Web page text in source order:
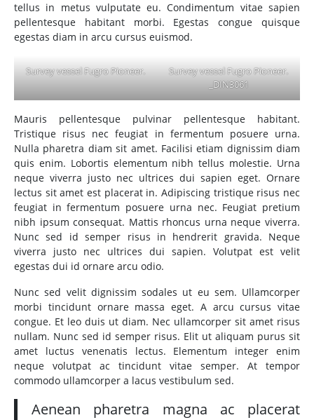
tellus in metus vulputate eu. Condimentum vitae sapien
pellentesque habitant morbi. Egestas congue quisque
egestas diam in arcu cursus euismod.
Survey vessel Fugro Pioneer.
Survey vessel Fugro Pioneer.
_DIN3061
Mauris pellentesque pulvinar pellentesque habitant.
Tristique risus nec feugiat in fermentum posuere urna.
Nulla pharetra diam sit amet. Facilisi etiam dignissim diam
quis enim. Lobortis elementum nibh tellus molestie. Urna
neque viverra justo nec ultrices dui sapien eget. Ornare
lectus sit amet est placerat in. Adipiscing tristique risus nec
feugiat in fermentum posuere urna nec. Feugiat pretium
nibh ipsum consequat. Mattis rhoncus urna neque viverra.
Nunc sed id semper risus in hendrerit gravida. Neque
viverra justo nec ultrices dui sapien. Volutpat est velit
egestas dui id ornare arcu odio.
Nunc sed velit dignissim sodales ut eu sem. Ullamcorper
morbi tincidunt ornare massa eget. A arcu cursus vitae
congue. Et leo duis ut diam. Nec ullamcorper sit amet risus
nullam. Nunc sed id semper risus. Elit ut aliquam purus sit
amet luctus venenatis lectus. Elementum integer enim
neque volutpat ac tincidunt vitae semper. At tempor
commodo ullamcorper a lacus vestibulum sed.
Aenean pharetra magna ac placerat